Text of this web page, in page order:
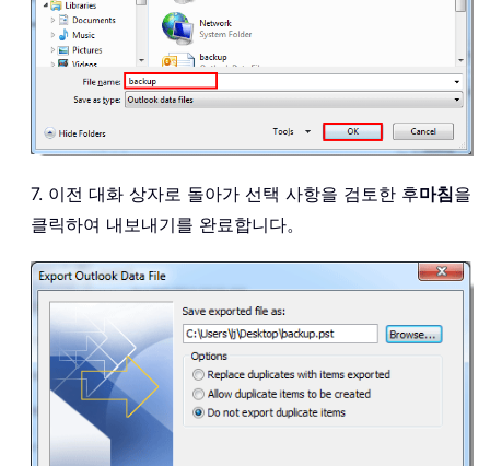
7. 이전 대화 상자로 돌아가 선택 사항을 검토한 후마침을
클릭하여 내보내기를 완료합니다。